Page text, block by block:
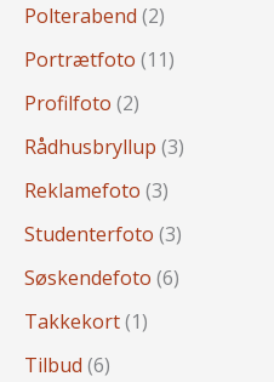
Polterabend (2)
Portrætfoto (11)
Profilfoto (2)
Rådhusbryllup (3)
Reklamefoto (3)
Studenterfoto (3)
Søskendefoto (6)
Takkekort(1)
Tilbud (6)